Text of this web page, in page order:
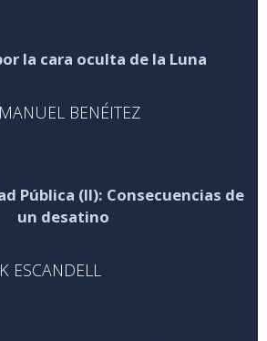
la cara oculta de la Luna
BENÉITEZ
Pública (II): Consecuencias de
un desatino
ESCANDELL